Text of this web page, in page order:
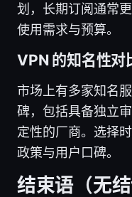
划，长期订阅通常
使用需求与预算。
VPN 的知名性对
市场上有多家知名
碑，包括具备独立
定性的厂商。选择
政策与用户口碑。
结束语（无